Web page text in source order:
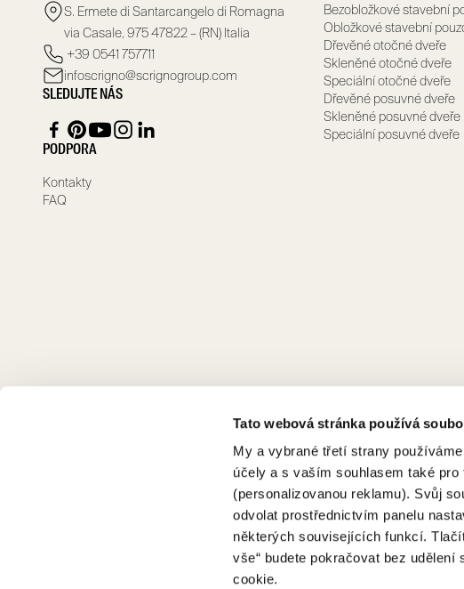
Tato webová stránka používá
My a vybrané třetí strany
účely a s vaším souhlasem také
(personalizovanou reklamu). Svůj
odvolat prostřednictvím panelu
některých souvisejících funkcí.
vše“ budete pokračovat bez
cookie.
S. Ermete di Santarcangelo di Romagna
via Casale, 975 47822 – (RN) Italia
+39 0541 757711
infoscrigno@scrignogroup.com
SLEDUJTE NÁS
PODPORA
Kontakty
FAQ
Bezobložkové stavební
Obložkové stavební
Dřevěné otočné dveře
Skleněné otočné dveře
Speciální otočné dveře
Dřevěné posuvné dveře
Skleněné posuvné dveře
Speciální posuvné dveře